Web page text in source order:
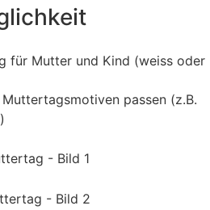
für Mutter und Kind (weiss oder
passen (z.B.